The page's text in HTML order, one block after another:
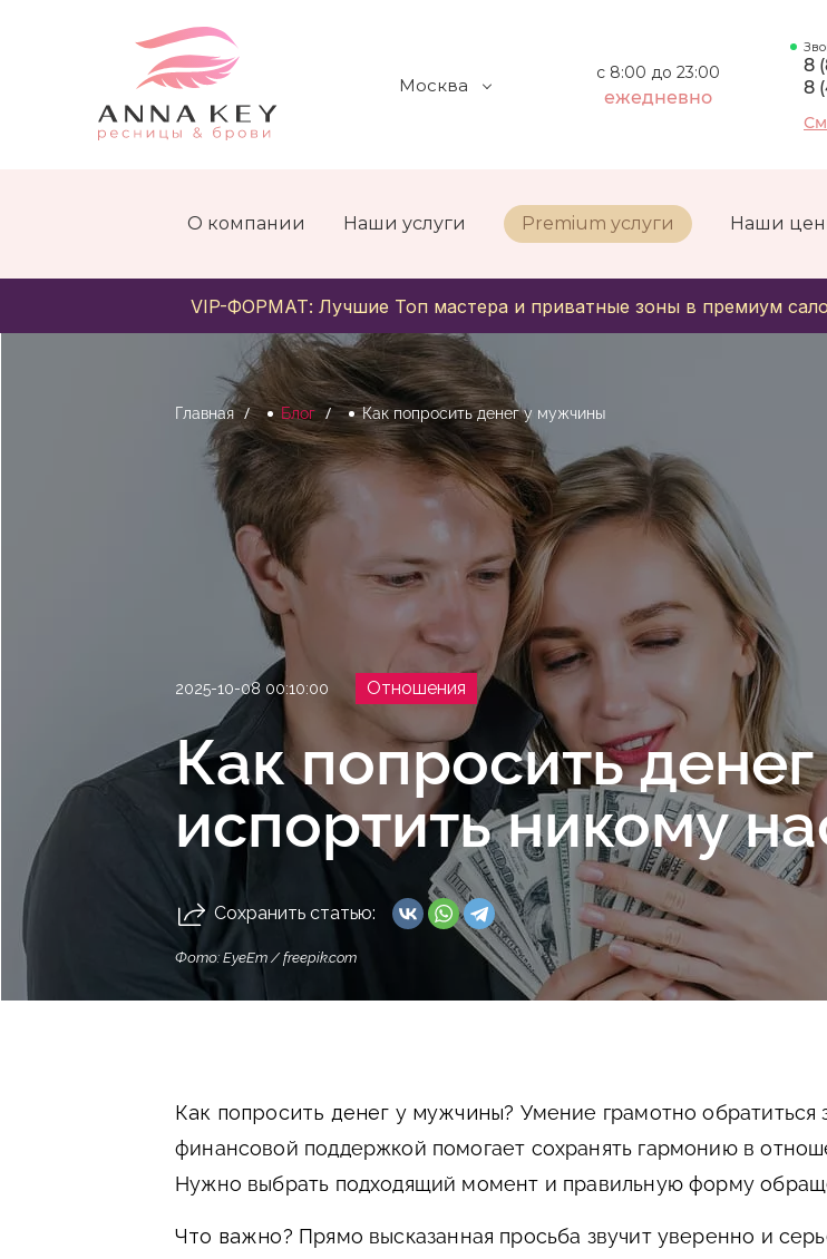
Москва
с 8:00 до 23:00
ежедневно
8
8
О компании Наши услуги Premium услуги Наши
Главная Блог Как попросить денег у мужчины
2025-10-08 00:10:00 Отношения
Как попросить
испортить никому
Сохранить статью:
Фото: EyeEm / freepik.com
Как попросить денег у мужчины? Умение грамотно обратиться
финансовой поддержкой помогает сохранять гармонию в
Нужно выбрать подходящий момент и правильную форму
Что важно? Прямо высказанная просьба звучит уверенно и
VIP-ФОРМАТ: Лучшие Топ мастера и приватные зоны в премиум